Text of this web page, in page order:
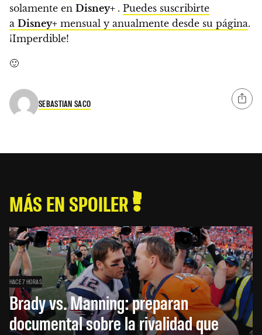
solamente en Disney+ . Puedes suscribirte
a Disney+ mensual y anualmente desde su página.
¡Imperdible!
🙂
SEBASTIAN SACO
MÁS EN SPOILER
HACE 7 HORAS
Brady vs. Manning: preparan
documental sobre la rivalidad que